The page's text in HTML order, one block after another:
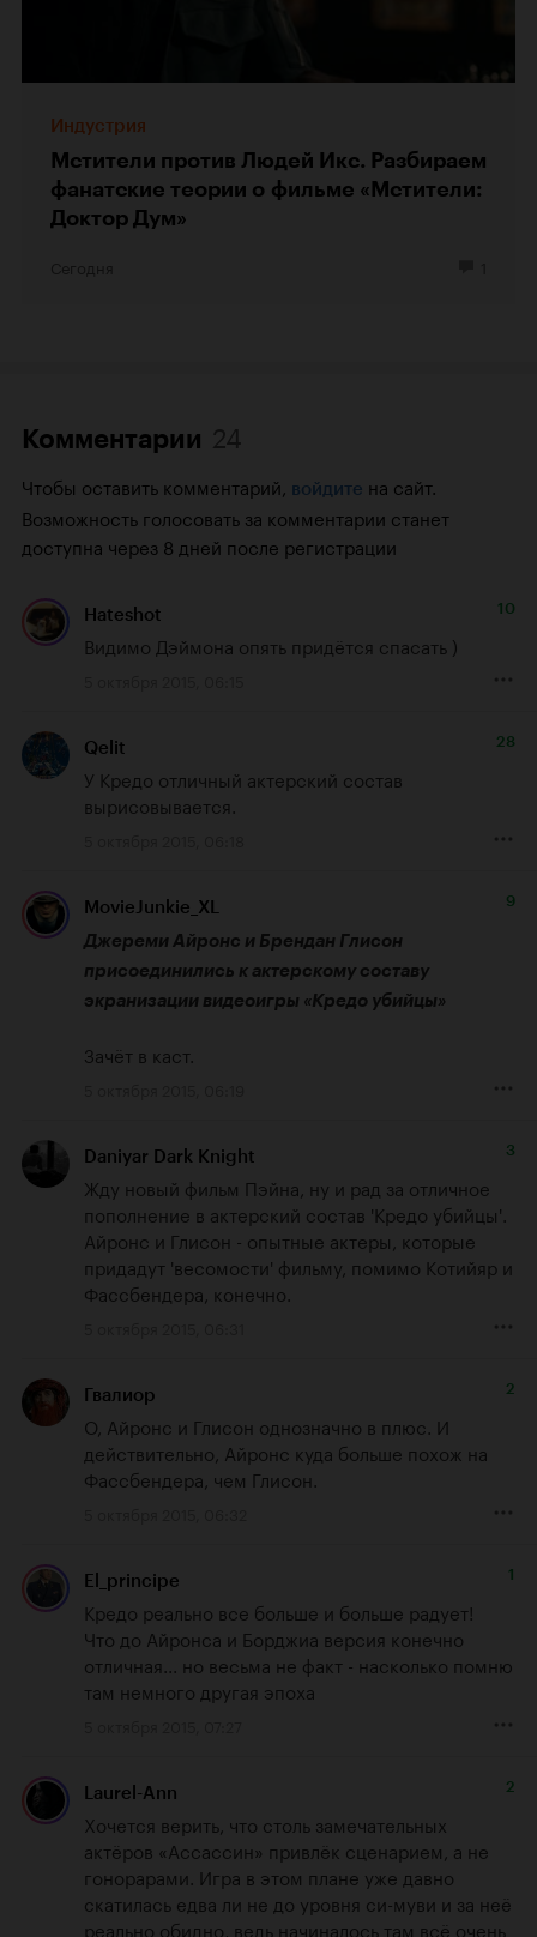
Индустрия
Мстители против Людей Икс. Разбираем
фанатские теории о фильме «Мстители:
Доктор Дум»
Комментарии
Чтобы оставить комментарий, войдите на сайт.
Возможность голосовать за комментарии станет
доступна через 8 дней после регистрации
Hateshot 10
Видимо Дэймона опять придётся спасать )
Qelit 28
У Кредо отличный актерский состав
вырисовывается.
MovieJunkie_XL 9
Джереми Айронс и Брендан Глисон
присоединились к актерскому составу
экранизации видеоигры «Кредо убийцы»
Зачёт в каст.
Daniyar Dark Knight 3
Жду новый фильм Пэйна, ну и рад за отличное
пополнение в актерский состав 'Кредо убийцы'.
Айронс и Глисон - опытные актеры, которые
придадут 'весомости' фильму, помимо Котийяр и
Фассбендера, конечно.
Гвалиор 2
О, Айронс и Глисон однозначно в плюс. И
действительно, Айронс куда больше похож на
Фассбендера, чем Глисон.
El_principe 1
Кредо реально все больше и больше радует!
Что до Айронса и Борджиа версия конечно
отличная... но весьма не факт - насколько помню
там немного другая эпоха
Laurel-Ann 2
Хочется верить, что столь замечательных
актёров «Ассассин» привлёк сценарием, а не
гонорарами. Игра в этом плане уже давно
скатилась едва ли не до уровня си-муви и за неё
реально обидно, ведь начиналось там всё очень